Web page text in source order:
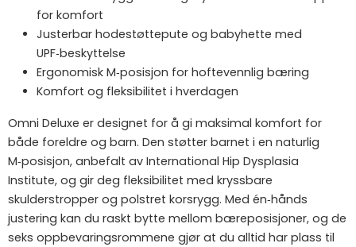
for komfort
Justerbar hodestøttepute og babyhette med
UPF‑beskyttelse
Ergonomisk M‑posisjon for hoftevennlig bæring
Komfort og fleksibilitet i hverdagen
Omni Deluxe er designet for å gi maksimal komfort for
både foreldre og barn. Den støtter barnet i en naturlig
M‑posisjon, anbefalt av International Hip Dysplasia
Institute, og gir deg fleksibilitet med kryssbare
skulderstropper og polstret korsrygg. Med én‑hånds
justering kan du raskt bytte mellom bæreposisjoner, og de
seks oppbevaringsrommene gjør at du alltid har plass til